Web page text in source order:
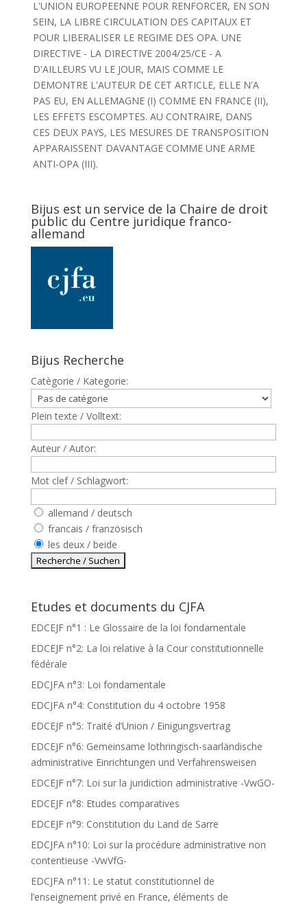
L'UNION EUROPEENNE POUR RENFORCER, EN SON
SEIN, LA LIBRE CIRCULATION DES CAPITAUX ET
POUR LIBERALISER LE REGIME DES OPA. UNE
DIRECTIVE - LA DIRECTIVE 2004/25/CE - A
D'AILLEURS VU LE JOUR, MAIS COMME LE
DEMONTRE L'AUTEUR DE CET ARTICLE, ELLE N'A
PAS EU, EN ALLEMAGNE (I) COMME EN FRANCE (II),
LES EFFETS ESCOMPTES. AU CONTRAIRE, DANS
CES DEUX PAYS, LES MESURES DE TRANSPOSITION
APPARAISSENT DAVANTAGE COMME UNE ARME
ANTI-OPA (III).
Bijus est un service de la Chaire de droit
public du Centre juridique franco-
allemand
Bijus Recherche
Catègorie / Kategorie:
Plein texte / Volltext:
Auteur / Autor:
Mot clef / Schlagwort:
allemand / deutsch
francais / französisch
les deux / beide
Etudes et documents du CJFA
EDCEJF n°1 : Le Glossaire de la loi fondamentale
EDCEJF n°2: La loi relative à la Cour constitutionnelle
fédérale
EDCJFA n°3: Loi fondamentale
EDCJFA n°4: Constitution du 4 octobre 1958
EDCEJF n°5: Traité d’Union / Einigungsvertrag
EDCEJF n°6: Gemeinsame lothringisch-saarländische
administrative Einrichtungen und Verfahrensweisen
EDCEJF n°7: Loi sur la juridiction administrative -VwGO-
EDCEJF n°8: Etudes comparatives
EDCEJF n°9: Constitution du Land de Sarre
EDCJFA n°10: Loi sur la procédure administrative non
contentieuse -VwVfG-
EDCJFA n°11: Le statut constitutionnel de
l’enseignement privé en France, éléments de